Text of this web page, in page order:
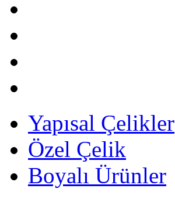
Yapısal Çelikler
Özel Çelik
Boyalı Ürünler